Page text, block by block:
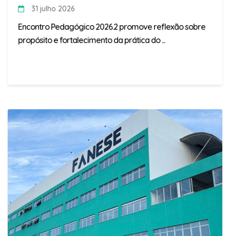
31 julho 2026
Encontro Pedagógico 2026.2 promove reflexão sobre
propósito e fortalecimento da prática do ...